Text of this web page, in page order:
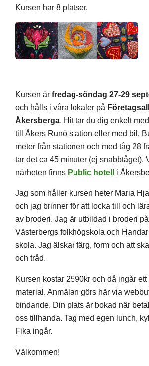
Kursen har 8 platser.
Kursen är fredag-söndag 27-29
och hålls i våra lokaler på
Åkersberga. Hit tar du dig enkelt
till Åkers Runö station eller med bil.
meter från stationen och med tåg 28
tar det ca 45 minuter (ej snabbtåget).
närheten finns Public hotell i
Jag som håller kursen heter Maria
och jag brinner för att locka till och
av broderi. Jag är utbildad i broderi
Västerbergs folkhögskola och
skola. Jag älskar färg, form och att
och tråd.
Kursen kostar 2590kr och då ingår ett
material. Anmälan görs här via
bindande. Din plats är bokad när
oss tillhanda. Tag med egen lunch,
Fika ingår.
Välkommen!